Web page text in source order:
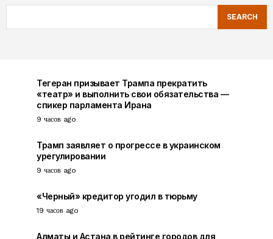
SEARCH
Тегеран призывает Трампа прекратить
«театр» и выполнить свои обязательства —
спикер парламента Ирана
9 часов ago
Трамп заявляет о прогрессе в украинском
урегулировании
9 часов ago
«Черный» кредитор угодил в тюрьму
19 часов ago
Алматы и Астана в рейтинге городов для